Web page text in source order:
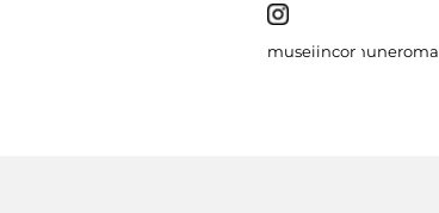
museiincomuneroma